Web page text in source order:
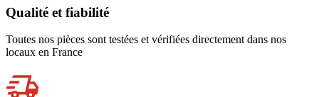
Qualité et fiabilité
Toutes nos pièces sont testées et vérifiées directement dans nos
locaux en France